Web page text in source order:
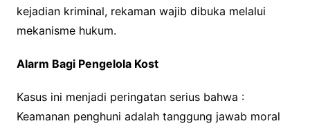
kejadian kriminal, rekaman wajib dibuka melalui
mekanisme hukum.
Alarm Bagi Pengelola Kost
Kasus ini menjadi peringatan serius bahwa :
Keamanan penghuni adalah tanggung jawab moral